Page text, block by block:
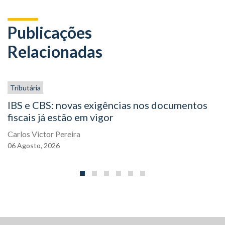
Publicações
Relacionadas
Tributária
IBS e CBS: novas exigências nos documentos
fiscais já estão em vigor
Carlos Victor Pereira
06Agosto, 2026